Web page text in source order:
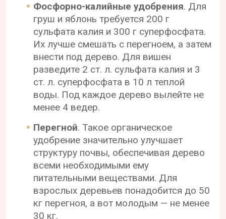
Фосфорно-калийные удобрения. Для
груш и яблонь требуется 200 г
сульфата калия и 300 г суперфосфата.
Их лучше смешать с перегноем, а затем
внести под дерево. Для вишен
разведите 2 ст. л. сульфата калия и 3
ст. л. суперфосфата в 10 л теплой
воды. Под каждое дерево вылейте не
менее 4 ведер.
Перегной. Такое органическое
удобрение значительно улучшает
структуру почвы, обеспечивая дерево
всеми необходимыми ему
питательными веществами. Для
взрослых деревьев понадобится до 50
кг перегноя, а вот молодым — не менее
30 кг.